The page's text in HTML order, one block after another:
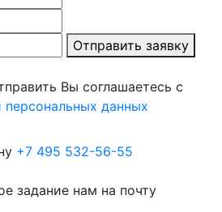
Отправить заявку
Вы соглашаетесь с
данных
+7 495 532-56-55
задание нам на почту